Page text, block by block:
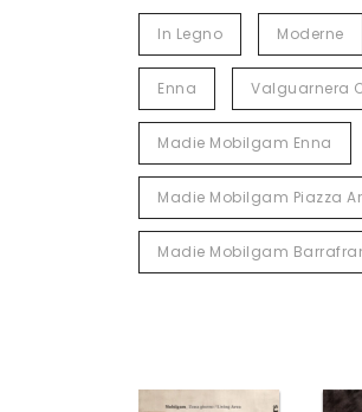
In Legno Moderne
Enna Valguarnera
Madie Mobilgam Enna
Madie Mobilgam Piazza
Madie Mobilgam